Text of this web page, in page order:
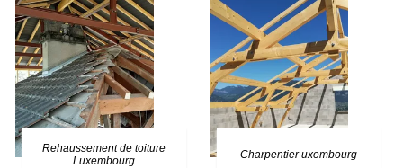
Rehaussement de toiture
Luxembourg
Charpentier uxembourg